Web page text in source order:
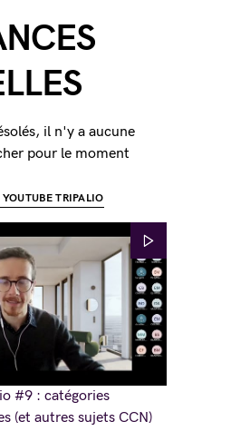
il n'y a aucune
pour le moment
TRIPALIO
#9 : catégories
(et autres sujets CCN)